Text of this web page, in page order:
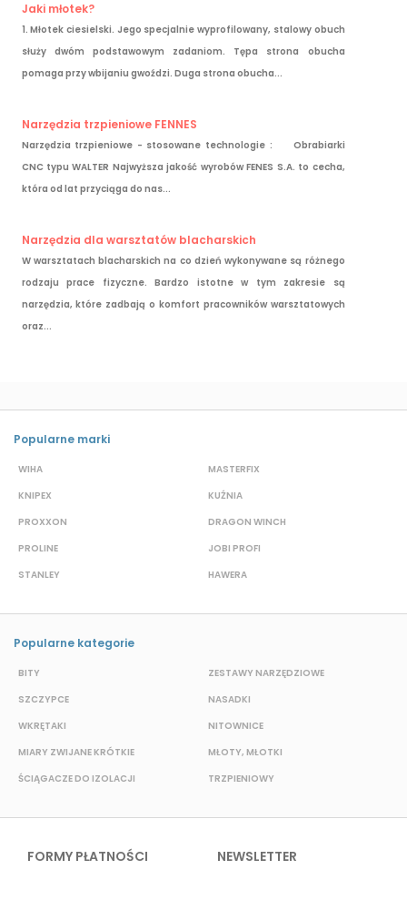
Jaki młotek?
1. Młotek ciesielski. Jego specjalnie wyprofilowany, stalowy obuch
służy dwóm podstawowym zadaniom. Tępa strona obucha
pomaga przy wbijaniu gwoździ. Duga strona obucha...
Narzędzia trzpieniowe FENNES
Narzędzia trzpieniowe - stosowane technologie : Obrabiarki
CNC typu WALTER Najwyższa jakość wyrobów FENES S.A. to cecha,
która od lat przyciąga do nas...
Narzędzia dla warsztatów blacharskich
W warsztatach blacharskich na co dzień wykonywane są różnego
rodzaju prace fizyczne. Bardzo istotne w tym zakresie są
narzędzia, które zadbają o komfort pracowników warsztatowych
oraz...
Popularne marki
WIHA
KNIPEX
PROXXON
PROLINE
STANLEY
MASTERFIX
KUŹNIA
DRAGON WINCH
JOBI PROFI
HAWERA
Popularne kategorie
BITY
SZCZYPCE
WKRĘTAKI
MIARY ZWIJANE KRÓTKIE
ŚCIĄGACZE DO IZOLACJI
ZESTAWY NARZĘDZIOWE
NASADKI
NITOWNICE
MŁOTY, MŁOTKI
TRZPIENIOWY
FORMY PŁATNOŚCI NEWSLETTER